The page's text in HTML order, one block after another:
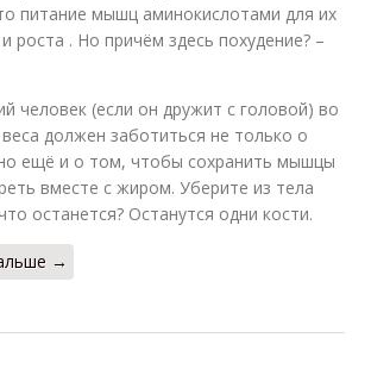
питание мышц аминокислотами для их
роста . Но причём здесь похудение? –
человек (если он дружит с головой) во
должен заботиться не только о
ещё и о том, чтобы сохранить мышцы
вместе с жиром. Уберите из тела
останется? Останутся одни кости.
→